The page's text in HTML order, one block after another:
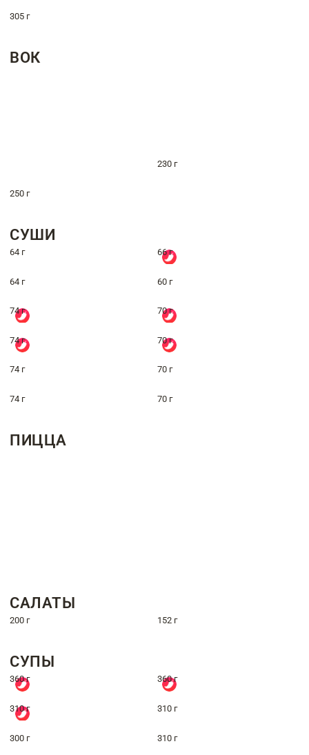
305 г
ВОК
230 г
250 г
СУШИ
64 г 66 г
64 г 60 г
74 г 70 г
74 г 70 г
74 г 70 г
74 г 70 г
ПИЦЦА
САЛАТЫ
200 г 152 г
СУПЫ
360 г 360 г
310 г 310 г
300 г 310 г